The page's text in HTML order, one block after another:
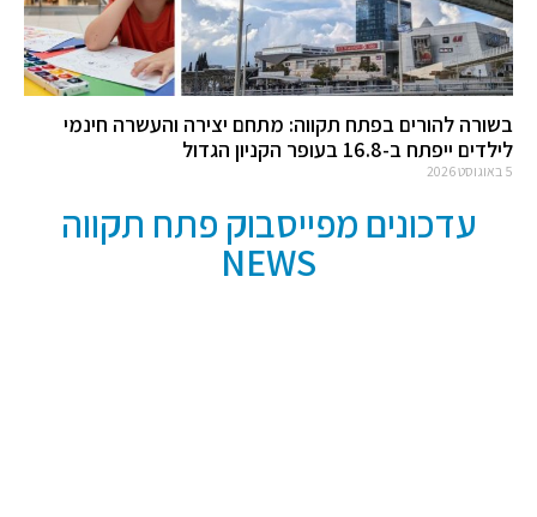
בשורה להורים בפתח תקווה: מתחם יצירה והעשרה חינמי
לילדים ייפתח ב-16.8 בעופר הקניון הגדול
5 באוגוסט 2026
עדכונים מפייסבוק פתח תקווה
NEWS